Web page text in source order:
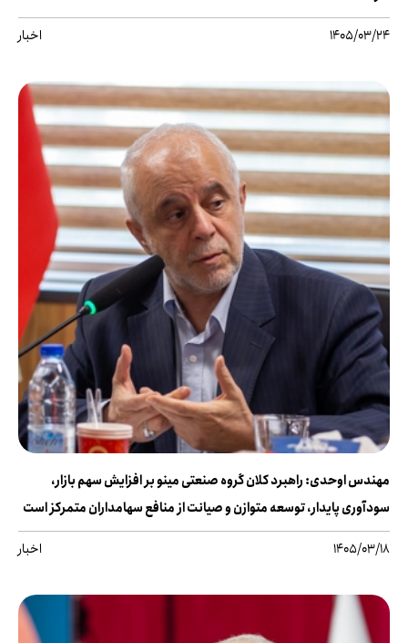
1405/03/24 اخبار
مهندس اوحدی: راهبرد کلان گروه صنعتی مینو بر افزایش سهم بازار،
سودآوری پایدار، توسعه متوازن و صیانت از منافع سهامداران متمرکز است
1405/03/18 اخبار